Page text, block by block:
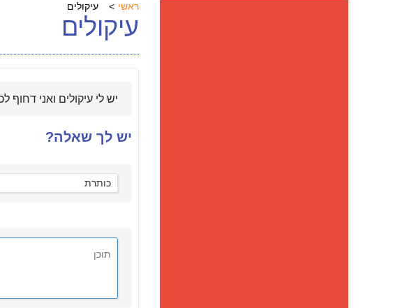
ראשי עיקולים
עיקולים
יש לי עיקולים ואני
יש לך שאלה?